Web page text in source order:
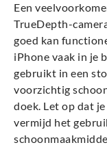
Een
TrueDepth-
goed kan
iPhone vaak in je
gebruikt in een
voorzichtig
doek. Let op dat
vermijd het